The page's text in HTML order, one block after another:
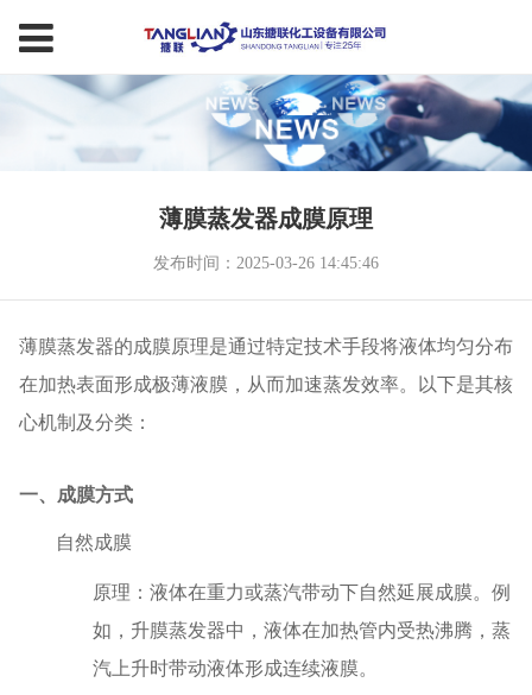
薄膜蒸发器成膜原理
发布时间：2025-03-26 14:45:46
薄膜蒸发器的成膜原理是通过特定技术手段将液体均匀分布
在加热表面形成极薄液膜，从而加速蒸发效率。以下是其核
心机制及分类：
一、成膜方式
‌自然成膜‌
‌原理‌：液体在重力或蒸汽带动下自然延展成膜。例
如，‌升膜蒸发器‌中，液体在加热管内受热沸腾，蒸
汽上升时带动液体形成连续液膜‌。